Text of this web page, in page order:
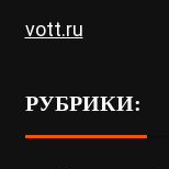
vott.ru
РУБРИКИ: